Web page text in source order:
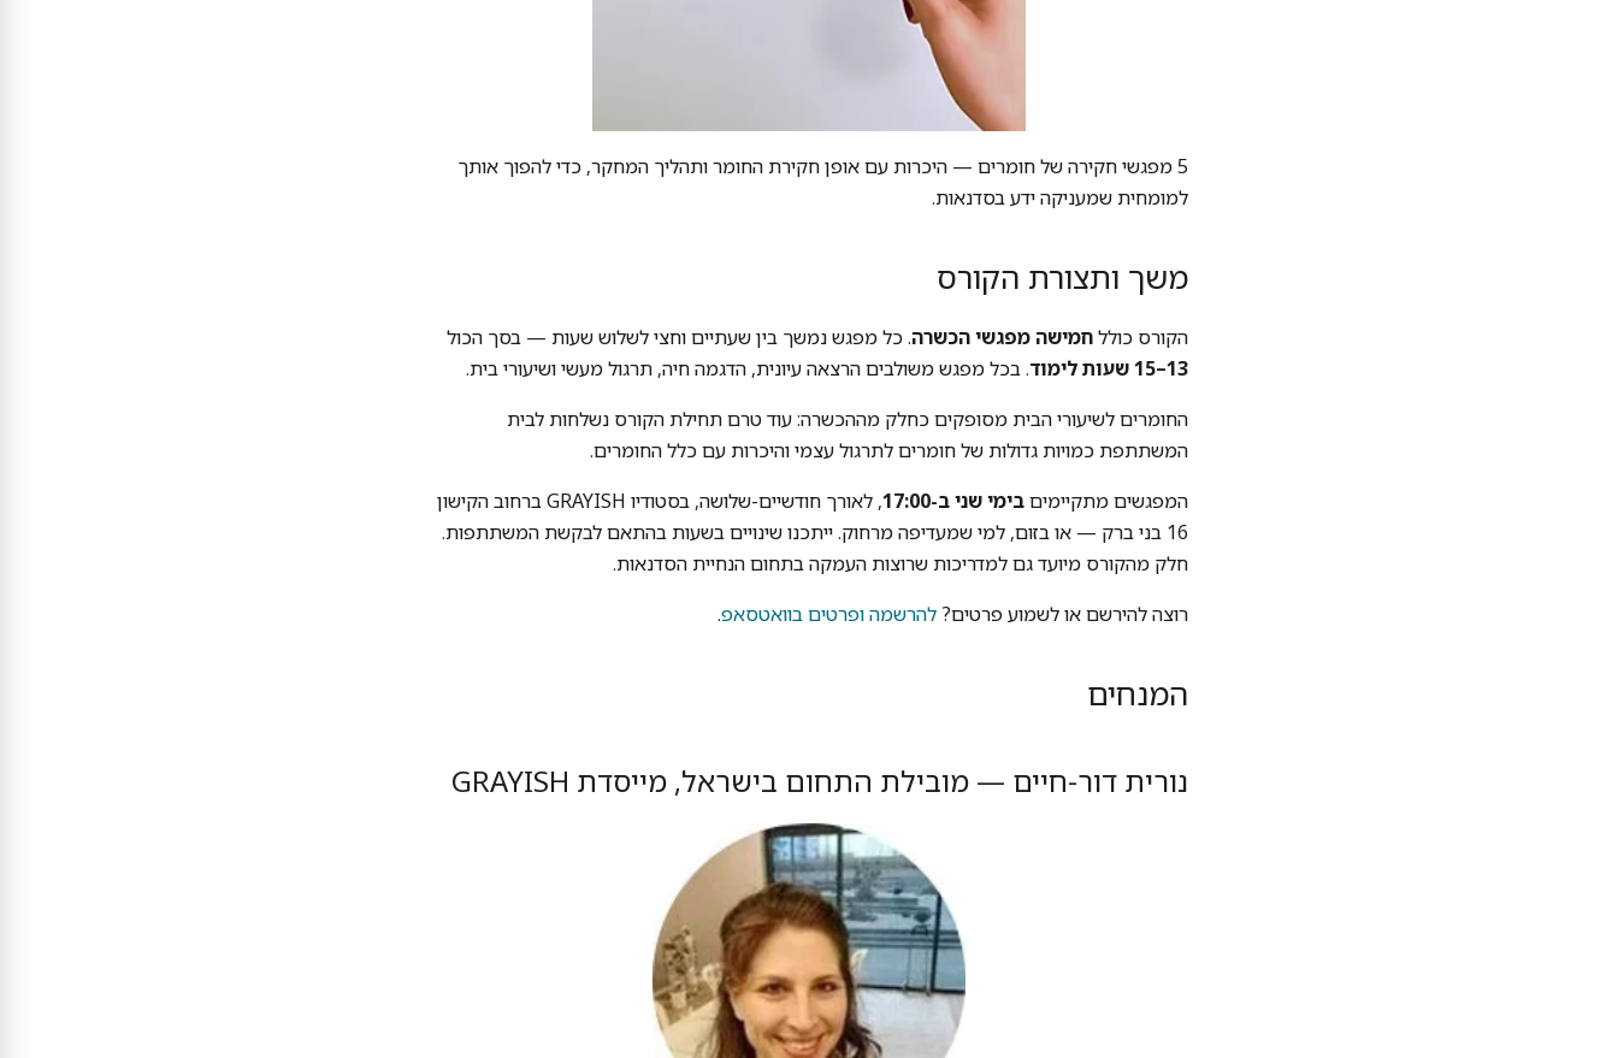
5 מפגשי חקירה של חומרים — היכרות עם אופן חקירת החומר ותהליך המחקר, כדי להפוך אותך
למומחית שמעניקה ידע בסדנאות.
משך ותצורת הקורס
הקורס כוללחמישה מפגשי הכשרה. כל מפגש נמשך בין שעתיים וחצי לשלוש שעות — בסך הכול
13–15 שעות לימוד
. בכל מפגש משולבים הרצאה עיונית, הדגמה חיה, תרגול מעשי ושיעורי בית.
החומרים לשיעורי הבית מסופקים כחלק מההכשרה: עוד טרם תחילת הקורס נשלחות לבית
המשתתפת כמויות גדולות של חומרים לתרגול עצמי והיכרות עם כלל החומרים.
המפגשים מתקיימיםבימי שני ב-17:00
, לאורך חודשיים-שלושה, בסטודיו GRAYISH ברחוב הקישון
16 בני ברק — או בזום, למי שמעדיפה מרחוק. ייתכנו שינויים בשעות בהתאם לבקשת המשתתפות.
חלק מהקורס מיועד גם למדריכות שרוצות העמקה בתחום הנחיית הסדנאות.
רוצה להירשם או לשמוע פרטים? להרשמה ופרטים בוואטסאפ.
המנחים
נורית דור-חיים — מובילת התחום בישראל, מייסדת GRAYISH